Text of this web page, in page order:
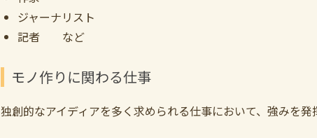
ジャーナリスト
記者 など
モノ作りに関わる仕事
独創的なアイディアを多く求められる仕事において、強みを